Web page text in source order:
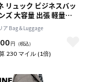
リュック ビジネスバッ
ズ 大容量 出張 軽量
ビジネスリュック ノー
タブレット ブランド 撥水
れ ナイロン 大人 カジュ
ジネス 通勤 B4 A4 黒
ア Bag＆Luggage
円 （税込）
230 マイル (1倍)